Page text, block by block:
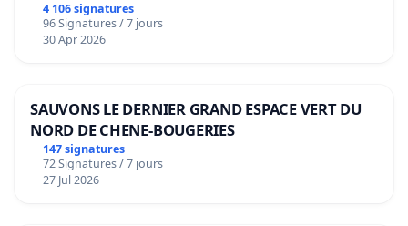
4 106 signatures
96 Signatures / 7 jours
30 Apr 2026
SAUVONS LE DERNIER GRAND ESPACE VERT DU
NORD DE CHENE-BOUGERIES
147 signatures
72 Signatures / 7 jours
27 Jul 2026